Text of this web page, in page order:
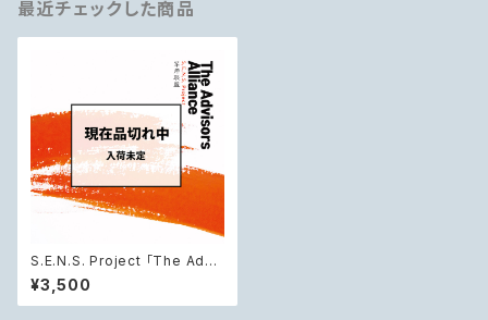
最近チェックした商品
S.E.N.S. Project 「The Advi
sors Alliance - 中国ドラマ
『三国志 〜司馬懿 軍師連盟〜』
オリジナル・サウンドトラック」
¥3,500